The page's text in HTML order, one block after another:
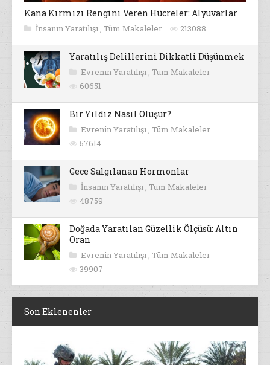
Kana Kırmızı Rengini Veren Hücreler: Alyuvarlar
İnsanın Yaratılışı , Tüm Makaleler 213088
Yaratılış Delillerini Dikkatli Düşünmek
Evrenin Yaratılışı , Tüm Makaleler
60651
Bir Yıldız Nasıl Oluşur?
Evrenin Yaratılışı , Tüm Makaleler
57614
Gece Salgılanan Hormonlar
İnsanın Yaratılışı , Tüm Makaleler
48759
Doğada Yaratılan Güzellik Ölçüsü: Altın
Oran
Evrenin Yaratılışı , Tüm Makaleler
39907
Son Eklenenler